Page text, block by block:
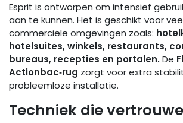
Esprit is ontworpen om intensief
aan te kunnen. Het is geschikt voor
commerciële omgevingen zoals:
hotelsuites, winkels, restaurants,
bureaus, recepties en portalen.De
Actionbac‑rug zorgt voor extra
probleemloze installatie.
Techniek die